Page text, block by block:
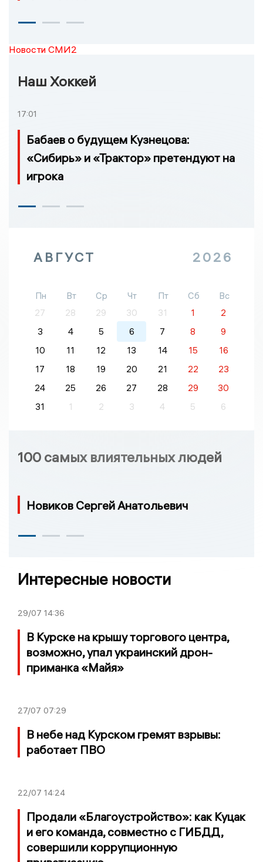
Новости СМИ2
Наш Хоккей
17:01
Бабаев о будущем Кузнецова:
«Сибирь» и «Трактор» претендуют на
игрока
АВГУСТ 2026
Пн Вт Ср Чт Пт Сб
Вс
27
28 29 30 31 1
2
3
4 5 6 7 8
9
10
11 12 13 14 15
16
17
18 19 20 21 22
23
24
25 26 27 28 29
30
31
1 2 3 4 5 6
100 самых влиятельных людей
Новиков Сергей Анатольевич
Интересные новости
29/07 14:36
В Курске на крышу торгового центра,
возможно, упал украинский дрон-
приманка «Майя»
27/07 07:29
В небе над Курском гремят взрывы:
работает ПВО
22/07 14:24
Продали «Благоустройство»: как Куцак
и его команда, совместно с ГИБДД,
совершили коррупционную